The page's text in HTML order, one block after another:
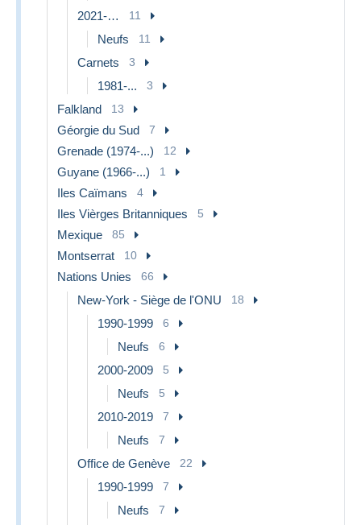
2021-… 11
Neufs 11
Carnets 3
1981-... 3
Falkland 13
Géorgie du Sud 7
Grenade (1974-...) 12
Guyane (1966-...) 1
Iles Caïmans 4
Iles Vièrges Britanniques 5
Mexique 85
Montserrat 10
Nations Unies 66
New-York - Siège de l'ONU 18
1990-1999 6
Neufs 6
2000-2009 5
Neufs 5
2010-2019 7
Neufs 7
Office de Genève 22
1990-1999 7
Neufs 7